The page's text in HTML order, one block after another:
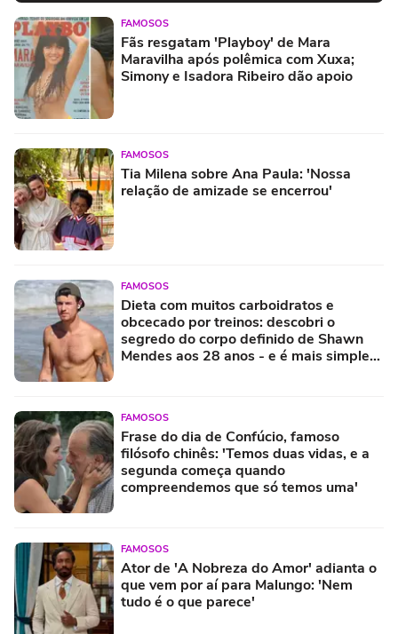
FAMOSOS
Fãs resgatam 'Playboy' de Mara
Maravilha após polêmica com Xuxa;
Simony e Isadora Ribeiro dão apoio
FAMOSOS
Tia Milena sobre Ana Paula: 'Nossa
relação de amizade se encerrou'
FAMOSOS
Dieta com muitos carboidratos e
obcecado por treinos: descobri o
segredo do corpo definido de Shawn
Mendes aos 28 anos - e é mais simples
FAMOSOS
Frase do dia de Confúcio, famoso
filósofo chinês: 'Temos duas vidas, e a
segunda começa quando
compreendemos que só temos uma'
FAMOSOS
Ator de 'A Nobreza do Amor' adianta o
que vem por aí para Malungo: 'Nem
tudo é o que parece'